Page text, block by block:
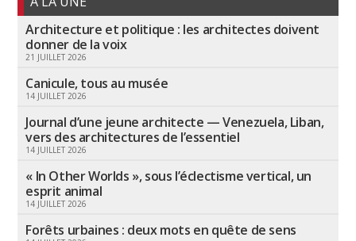
Architecture et politique : les architectes doivent
donner de la voix
21 JUILLET 2026
Canicule, tous au musée
14 JUILLET 2026
Journal d’une jeune architecte — Venezuela, Liban,
vers des architectures de l’essentiel
14 JUILLET 2026
« In Other Worlds », sous l’éclectisme vertical, un
esprit animal
14 JUILLET 2026
Forêts urbaines : deux mots en quête de sens